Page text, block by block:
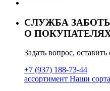
СЛУЖБА
О
Задать вопрос,
+7 (937) 188-73-44
ассортимент Наши сорта